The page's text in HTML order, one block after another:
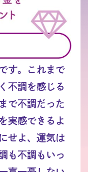
す。これまで
不調を感じる
で不調だった
実感できるよ
せよ、運気は
も不調もいっ